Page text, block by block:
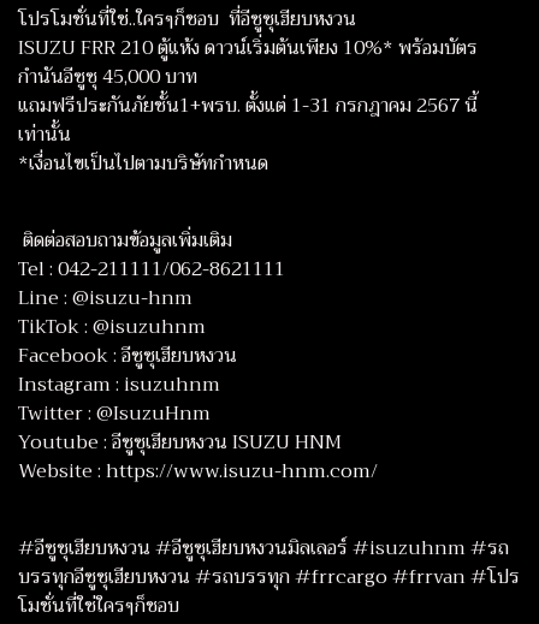
โปรโมชั่นที่ใช่..ใครๆก็ชอบ ​ ที่อีซูซุเฮียบหงวน
ISUZU FRR 210 ตู้แห้ง​ ดาวน์เริ่มต้นเพียง 10%* พร้อมบัตร
กำนันอีซูซุ 45,000 บาท
แถมฟรีประกันภัยชั้น1+พรบ. ตั้งแต่ 1-31 กรกฎาคม 2567 นี้
เท่านั้น
*เงื่อนไขเป็นไปตามบริษัทกำหนด
​​​ ติดต่อสอบถามข้อมูลเพิ่มเติม
Tel : 042-211111/062-8621111
Line : @isuzu-hnm
TikTok : @isuzuhnm
Facebook : อีซูซุเฮียบหงวน
Instagram : isuzuhnm
Twitter : @IsuzuHnm
Youtube : อีซูซุเฮียบหงวน ISUZU HNM
Website :https://www.isuzu-hnm.com/
#อีซูซุเฮียบหงวน #อีซูซุเฮียบหงวนมิลเลอร์ #isuzuhnm #รถ
บรรทุกอีซูซุเฮียบหงวน #รถบรรทุก #frrcargo #frrvan #โปร
โมชั่นที่ใช่ใครๆก็ชอบ